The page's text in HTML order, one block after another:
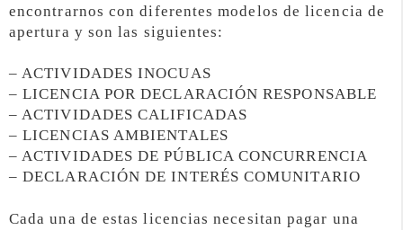
encontrarnos con diferentes modelos de licencia de
apertura y son las siguientes:
– ACTIVIDADES INOCUAS
– LICENCIA POR DECLARACIÓN RESPONSABLE
– ACTIVIDADES CALIFICADAS
– LICENCIAS AMBIENTALES
– ACTIVIDADES DE PÚBLICA CONCURRENCIA
– DECLARACIÓN DE INTERÉS COMUNITARIO
Cada una de estas licencias necesitan pagar una